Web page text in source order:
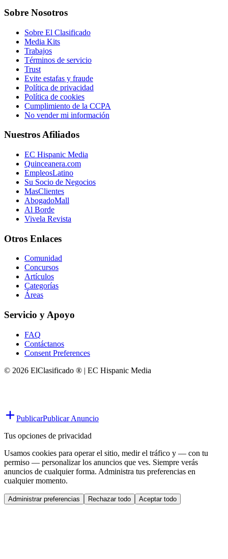
Sobre Nosotros
Sobre El Clasificado
Media Kits
Trabajos
Términos de servicio
Trust
Evite estafas y fraude
Política de privacidad
Política de cookies
Cumplimiento de la CCPA
No vender mi información
Nuestros Afiliados
EC Hispanic Media
Quinceanera.com
EmpleosLatino
Su Socio de Negocios
MasClientes
AbogadoMall
Al Borde
Vivela Revista
Otros Enlaces
Comunidad
Concursos
Artículos
Categorías
Áreas
Servicio y Apoyo
FAQ
Contáctanos
Consent Preferences
© 2026 ElClasificado ® | EC Hispanic Media
PublicarPublicar Anuncio
Tus opciones de privacidad
Usamos cookies para operar el sitio, medir el tráfico y — con tu
permiso — personalizar los anuncios que ves. Siempre verás
anuncios de cualquier forma. Administra tus preferencias en
cualquier momento.
Administrar preferencias Rechazar todo Aceptar todo